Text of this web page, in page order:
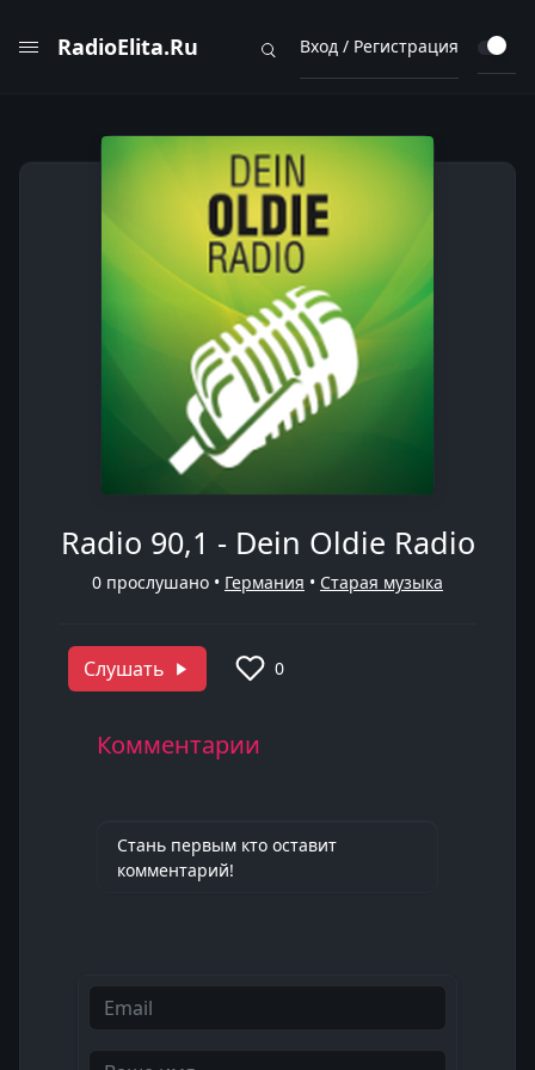
RadioElita.Ru Вход / Регистрация
Radio 90,1 - Dein Oldie Radio
0 прослушано • Германия • Старая музыка
Слушать 0
Комментарии
Стань первым кто оставит
комментарий!